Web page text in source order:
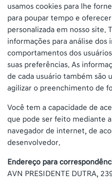
usamos cookies para lhe
para poupar tempo e
personalizada em nosso site.
informações para análise dos
comportamentos dos
suas preferências. As
de cada usuário também são
agilizar o preenchimento de
Você tem a capacidade de
que pode ser feito mediante
navegador de internet, de
desenvolvedor.
Endereço para
AVN PRESIDENTE DUTRA,